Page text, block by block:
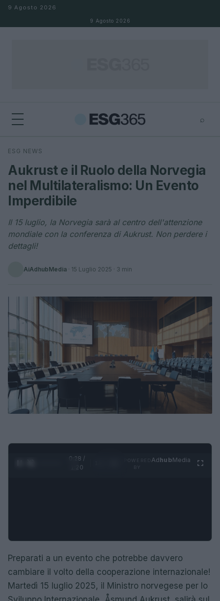
Salta al contenuto
9 Agosto 2026
9 Agosto 2026
⌕
Cerca
ESG NEWS
Aukrust e il Ruolo della Norvegia
nel Multilateralismo: Un Evento
Imperdibile
Il 15 luglio, la Norvegia sarà al centro dell'attenzione
mondiale con la conferenza di Aukrust. Non perdere i
dettagli!
AiAdhubMedia · 15 Luglio 2025 · 3 min
0:29 /
1:20
AdhubMedia
Preparati a un evento che potrebbe davvero
cambiare il volto della cooperazione internazionale!
Martedì 15 luglio 2025, il Ministro norvegese per lo